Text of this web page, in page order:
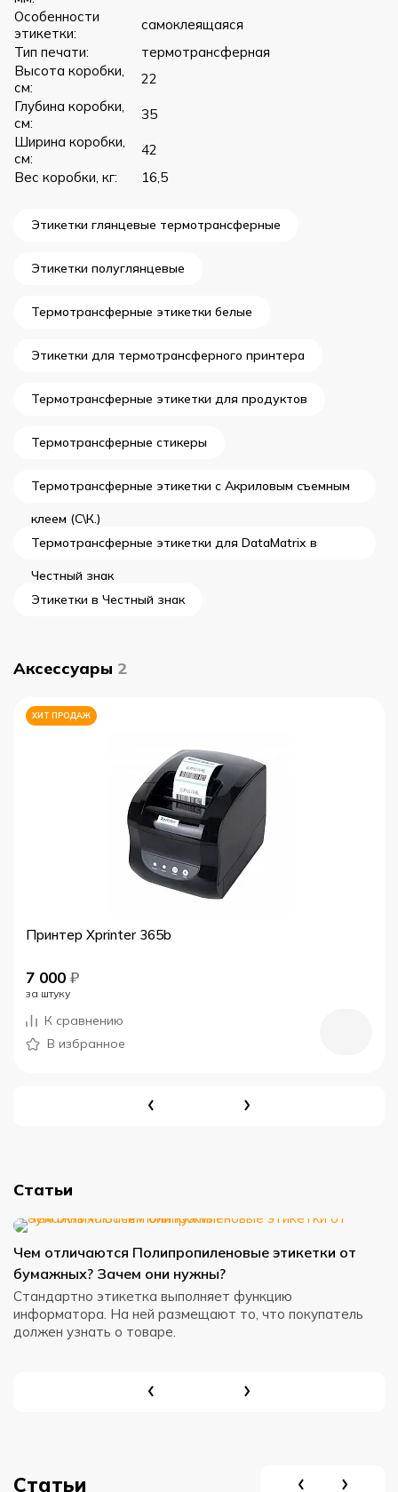
Особенности
этикетки:
самоклеящаяся
Тип печати:
термотрансферная
Высота коробки,
см:
22
Глубина коробки,
см:
35
Ширина коробки,
см:
42
Вес коробки, кг:
16,5
Этикетки глянцевые термотрансферные
Этикетки полуглянцевые
Термотрансферные этикетки белые
Этикетки для термотрансферного принтера
Термотрансферные этикетки для продуктов
Термотрансферные стикеры
Термотрансферные этикетки с Акриловым съемным
клеем (С\К.)
Термотрансферные этикетки для DataMatrix в
Честный знак
Этикетки в Честный знак
Аксессуары 2
ХИТ ПРОДАЖ
Принтер Xprinter 365b
7 000 ₽
за штуку
К сравнению
В избранное
Статьи
Чем отличаются Полипропиленовые этикетки от
бумажных? Зачем они нужны?
Стандартно этикетка выполняет функцию
информатора. На ней размещают то, что покупатель
должен узнать о товаре.
Статьи